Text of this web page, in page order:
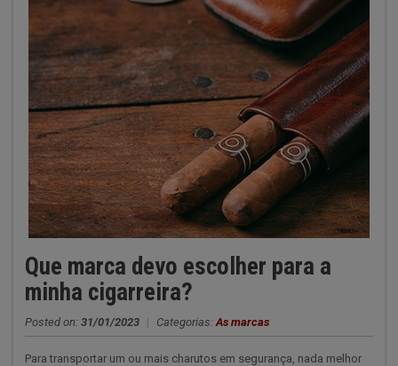
Que marca devo escolher para a
minha cigarreira?
Posted on: 31/01/2023 | Categorias:As marcas
Para transportar um ou mais charutos em segurança, nada melhor